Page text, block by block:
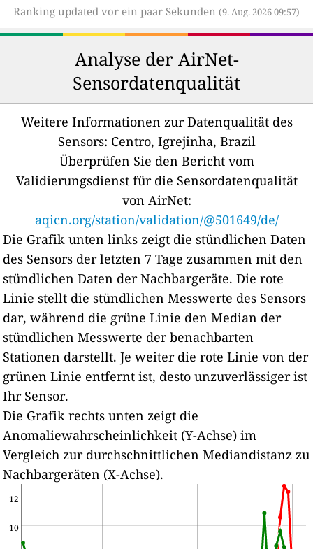
Ranking updated vor ein paar Sekunden (9. Aug. 2026 09:57)
Analyse der AirNet-
Sensordatenqualität
Weitere Informationen zur Datenqualität des
Sensors: Centro, Igrejinha, Brazil
Überprüfen Sie den Bericht vom
Validierungsdienst für die Sensordatenqualität
von AirNet:
aqicn.org/station/validation/@501649/de/
Die Grafik unten links zeigt die stündlichen Daten
des Sensors der letzten 7 Tage zusammen mit den
stündlichen Daten der Nachbargeräte. Die rote
Linie stellt die stündlichen Messwerte des Sensors
dar, während die grüne Linie den Median der
stündlichen Messwerte der benachbarten
Stationen darstellt. Je weiter die rote Linie von der
grünen Linie entfernt ist, desto unzuverlässiger ist
Ihr Sensor.
Die Grafik rechts unten zeigt die
Anomaliewahrscheinlichkeit (Y-Achse) im
Vergleich zur durchschnittlichen Mediandistanz zu
Nachbargeräten (X-Achse).
10
12